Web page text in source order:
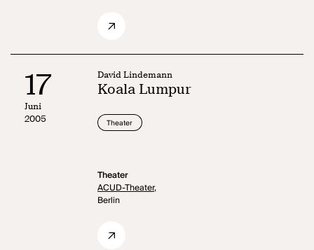
17
Juni
2005
David Lindemann
Koala Lumpur
Theater
Theater
ACUD-Theater,
Berlin